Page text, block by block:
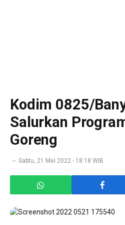
Kodim 0825/
Salurkan
Goreng
Sabtu, 21 Mei 2022 - 18:18 WIB